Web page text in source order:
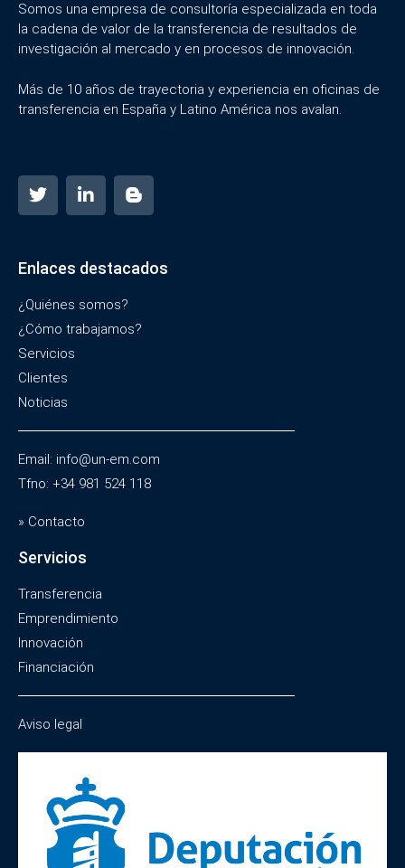
Somos una empresa de consultoría especializada en toda
la cadena de valor de la transferencia de resultados de
investigación al mercado y en procesos de innovación.
Más de 10 años de trayectoria y experiencia en oficinas de
transferencia en España y Latino América nos avalan.
Enlaces destacados
¿Quiénes somos?
¿Cómo trabajamos?
Servicios
Clientes
Noticias
Email: info@un-em.com
Tfno: +34 981 524 118
» Contacto
Servicios
Transferencia
Emprendimiento
Innovación
Financiación
Aviso legal